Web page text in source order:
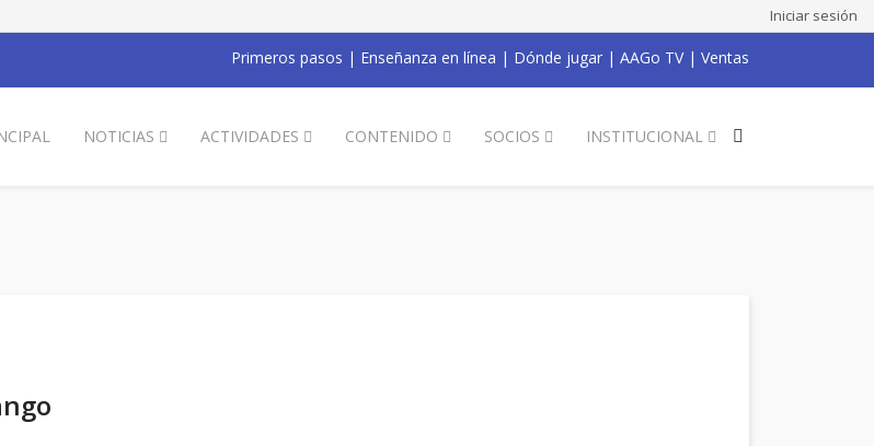
Iniciar sesión
Primeros pasos | Enseñanza en línea | Dónde jugar | AAGo TV| Ventas
NOTICIAS ACTIVIDADES CONTENIDO SOCIOS INSTITUCIONAL